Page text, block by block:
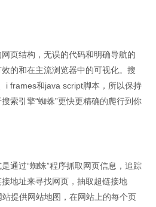
结构，无误的代码和明确导航的
的和在主流浏览器中的可视化。搜
i frames和java script脚本，所以保持
索引擎“蜘蛛”更快更精确的爬行到你
过“蜘蛛”程序抓取网页信息，追踪
地址来寻找网页，抽取超链接地
提供网站地图，在网站上的每个页